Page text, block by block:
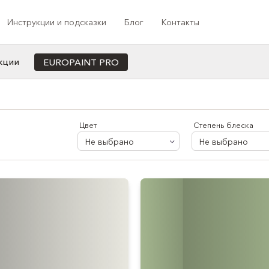
Инструкции и подсказки Блог Контакты
Для кухни
EUROPAINT PRO
Индивидуальная колеровка под заказ
Программа лояльности
Медиа-сотрудничество
Цвет
Не выбрано
Степень блеска
Не выбрано